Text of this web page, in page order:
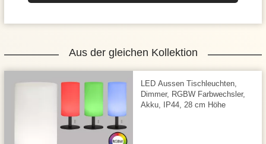
Aus der gleichen Kollektion
LED Aussen Tischleuchten,
Dimmer, RGBW Farbwechsler,
Akku, IP44, 28 cm Höhe